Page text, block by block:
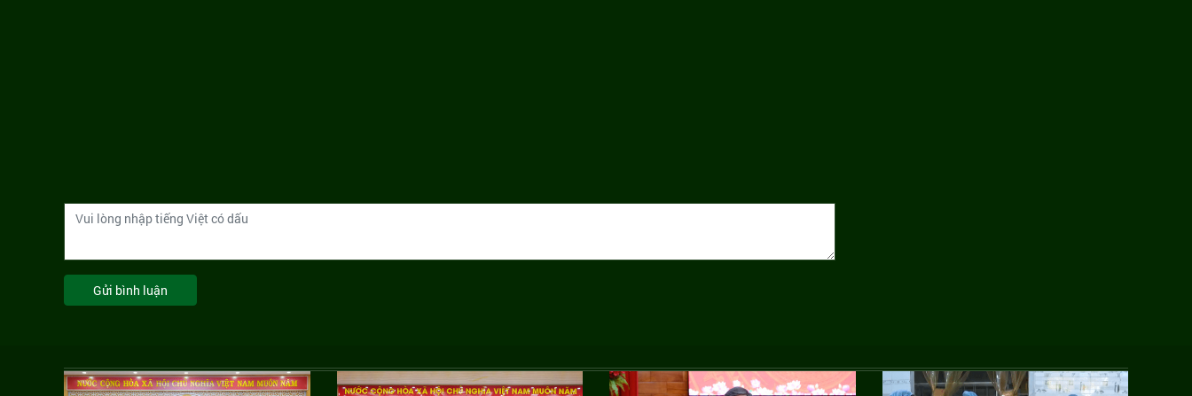
Gửi bình luận